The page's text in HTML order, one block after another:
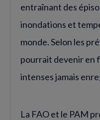
entraînant des
inondations et
monde. Selon les
pourrait devenir en
intenses jamais
La FAO et le PAM